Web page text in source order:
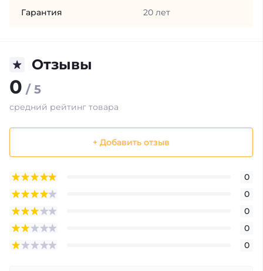
Гарантия 20 лет
Отзывы
0 / 5
средний рейтинг товара
+ Добавить отзыв
0
0
0
0
0